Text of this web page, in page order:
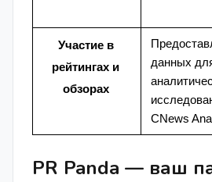
Участие в
рейтингах и
обзорах
данных
CNews
PR Panda — ваш